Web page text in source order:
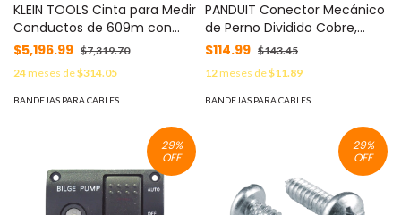
KLEIN TOOLS Cinta para Medir
Conductos de 609m con
Resistencia a la Tracción de
567 kg en Presentación de
Cubeta MOD: 50122
$5,196.99 $7,319.70
24meses de$314.05
BANDEJAS PARA CABLES
PANDUIT Conector Mecánico
de Perno Dividido Cobre,
Estañado, Tipo SBCT, Clase
Doble, para Cables Calibre
#6 STR-#2 STR AWG. MOD:
SBCT2-C
$114.99 $143.45
12meses de$11.89
BANDEJAS PARA CABLES
29%
OFF
29%
OFF